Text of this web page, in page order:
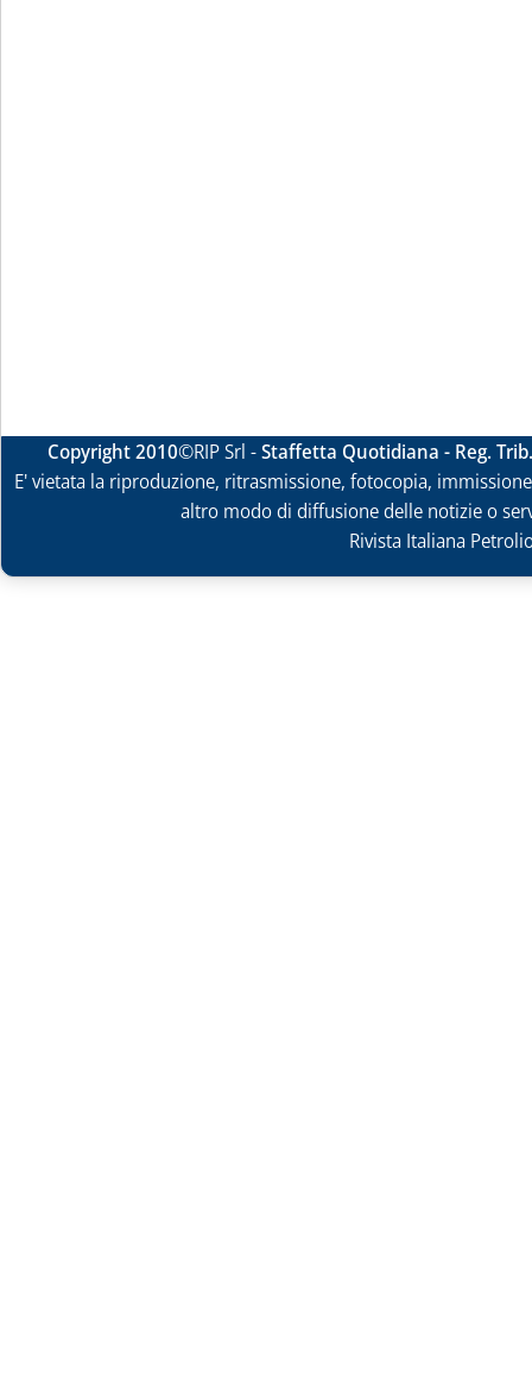
Copyright 2010©RIP Srl -Staffetta Quotidiana - Reg.
E' vietata la riproduzione, ritrasmissione, fotocopia,
altro modo di diffusione delle notizie o
Rivista Italiana